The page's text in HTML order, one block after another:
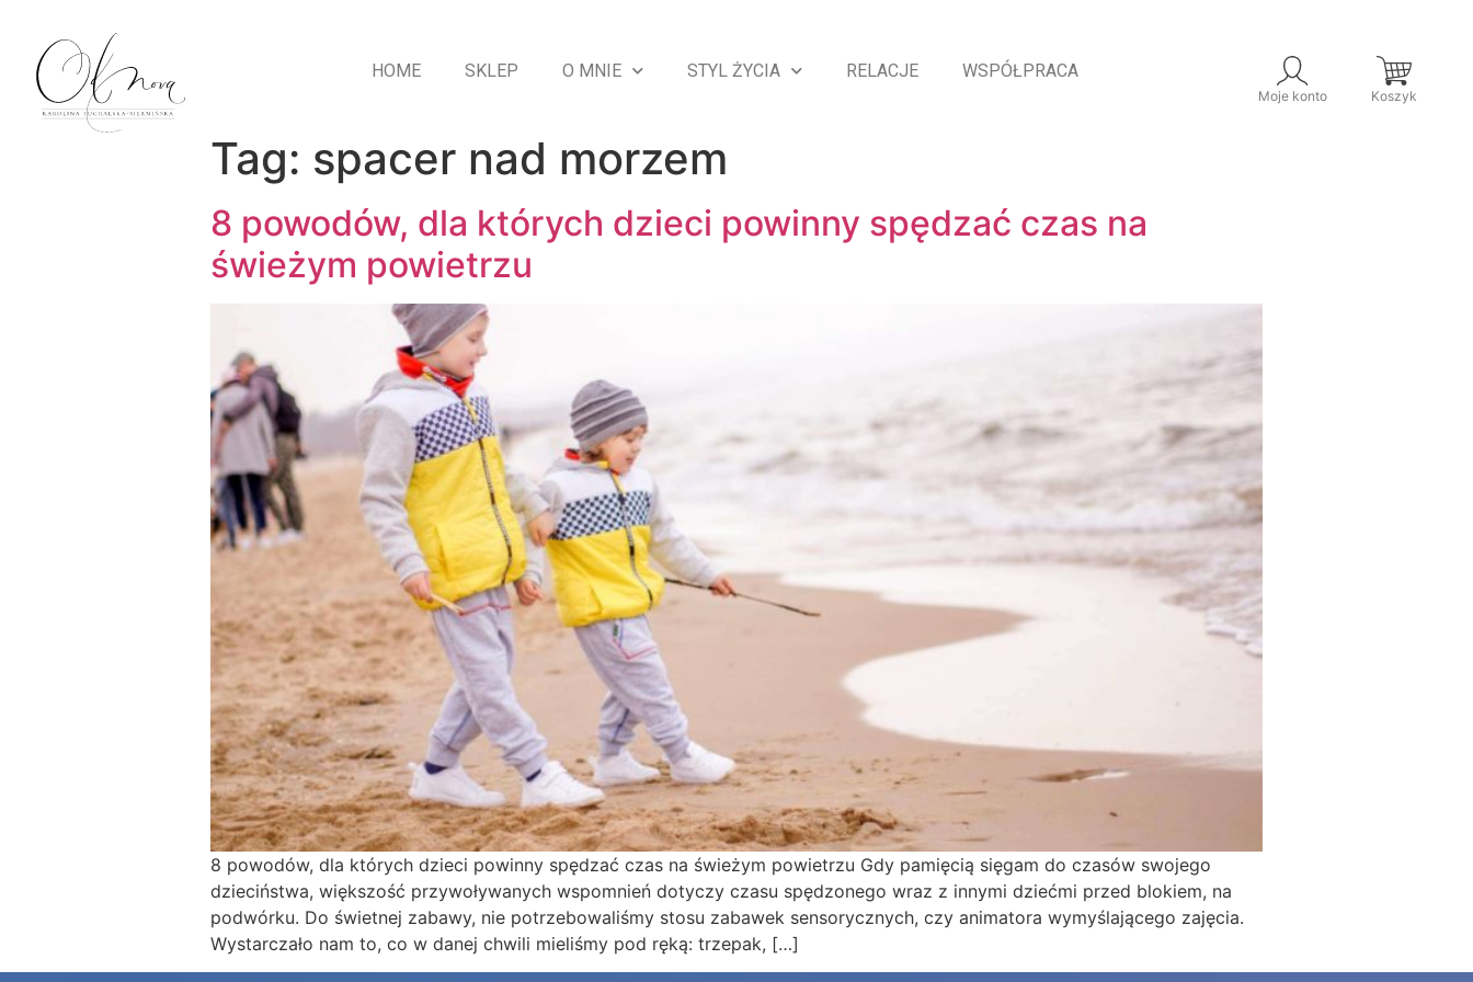
HOME SKLEP O MNIE STYL ŻYCIA RELACJE WSPÓŁPRACA
Moje konto Koszyk
Tag: spacer nad morzem
8 powodów, dla których dzieci powinny spędzać czas na
świeżym powietrzu
8 powodów, dla których dzieci powinny spędzać czas na świeżym powietrzu Gdy pamięcią sięgam do czasów swojego
dzieciństwa, większość przywoływanych wspomnień dotyczy czasu spędzonego wraz z innymi dziećmi przed blokiem, na
podwórku. Do świetnej zabawy, nie potrzebowaliśmy stosu zabawek sensorycznych, czy animatora wymyślającego zajęcia.
Wystarczało nam to, co w danej chwili mieliśmy pod ręką: trzepak, […]